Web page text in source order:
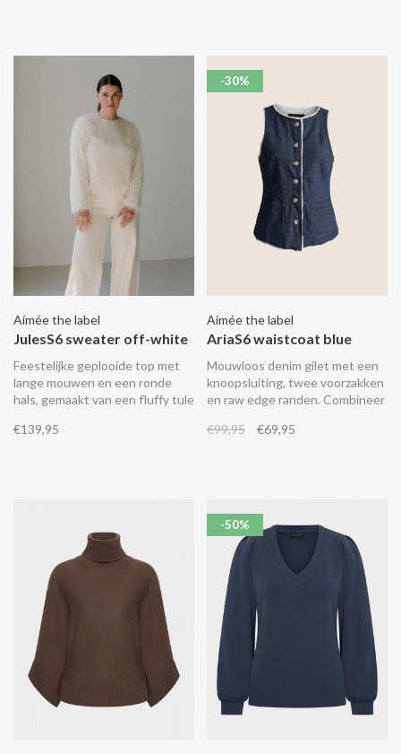
Aímée the label
JulesS6 sweater off-white
Feestelijke geplooide top met
lange mouwen en een ronde
hals, gemaakt van een fluffy tule
€139,95
-30%
Aímée the label
AriaS6 waistcoat blue
Mouwloos denim gilet met een
knoopsluiting, twee voorzakken
en raw edge randen. Combineer
AuroraS6 jeans in dezelfde stof.
€99,95 €69,95
-50%